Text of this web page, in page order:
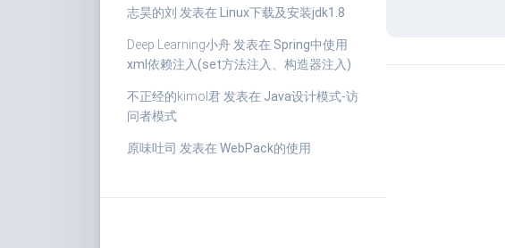
志昊的刘 发表在 Linux下载及安装jdk1.8
Deep Learning小舟 发表在 Spring中使用
xml依赖注入(set方法注入、构造器注入)
不正经的kimol君 发表在 Java设计模式-访
问者模式
原味吐司 发表在 WebPack的使用